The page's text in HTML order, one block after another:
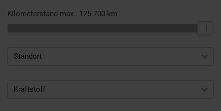
Kilometerstand max.: 125.700 km
Standort
Kraftstoff